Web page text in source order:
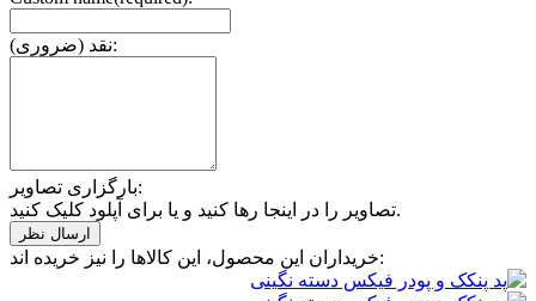
نقد (ضروری):
بارگزاری تصاویر:
تصاویر را در اینجا رها کنید و یا برای آپلود کلیک کنید.
خریداران این محصول، این کالاها را نیز خریده اند: